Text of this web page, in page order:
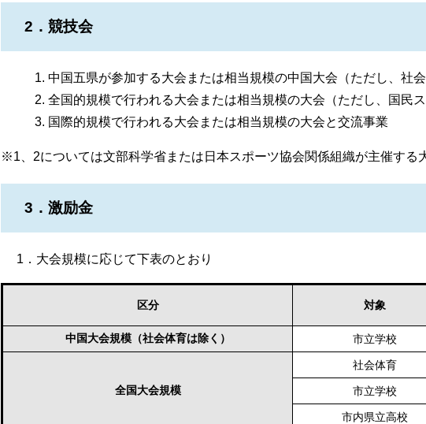
2．競技会
中国五県が参加する大会または相当規模の中国大会（ただし、社会
全国的規模で行われる大会または相当規模の大会（ただし、国民ス
国際的規模で行われる大会または相当規模の大会と交流事業
※1、2については文部科学省または日本スポーツ協会関係組織が主催する
3．激励金
1．大会規模に応じて下表のとおり
区分 対象
中国大会規模（社会体育は除く） 市立学校
全国大会規模
社会体育
市立学校
市内県立高校